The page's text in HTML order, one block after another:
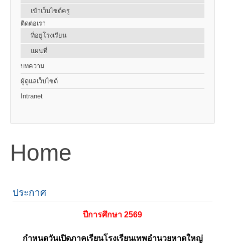
เข้าเว็บไซต์ครู
ติดต่อเรา
ที่อยู่โรงเรียน
แผนที่
บทความ
ผู้ดูแลเว็บไซต์
Intranet
Home
ประกาศ
ปีการศึกษา 2569
กำหนดวันเปิดภาคเรียนโรงเรียนเทพอำนวยหาดใหญ่